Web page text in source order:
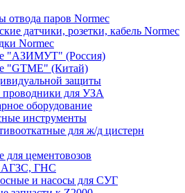
отвода паров Normec
датчики, розетки, кабель Normec
Normec
"АЗИМУТ" (Россия)
"GTME" (Китай)
защиты
для УЗА
оборудование
инструменты
для ж/д цистерн
для цементовозов
ГНС
и насосы для СУГ